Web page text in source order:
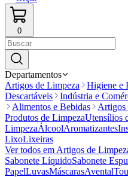
0
Departamentos
Artigos de Limpeza
Higiene e
Descartáveis
Indústria e
Alimentos e Bebidas
Artigos
Produtos de LimpezaUtensílios
LimpezaÁlcoolAromatizantes
LixoLixeiras
Ver todos em Artigos de
Sabonete LíquidoSabonete
PapelLuvasMáscarasAvental